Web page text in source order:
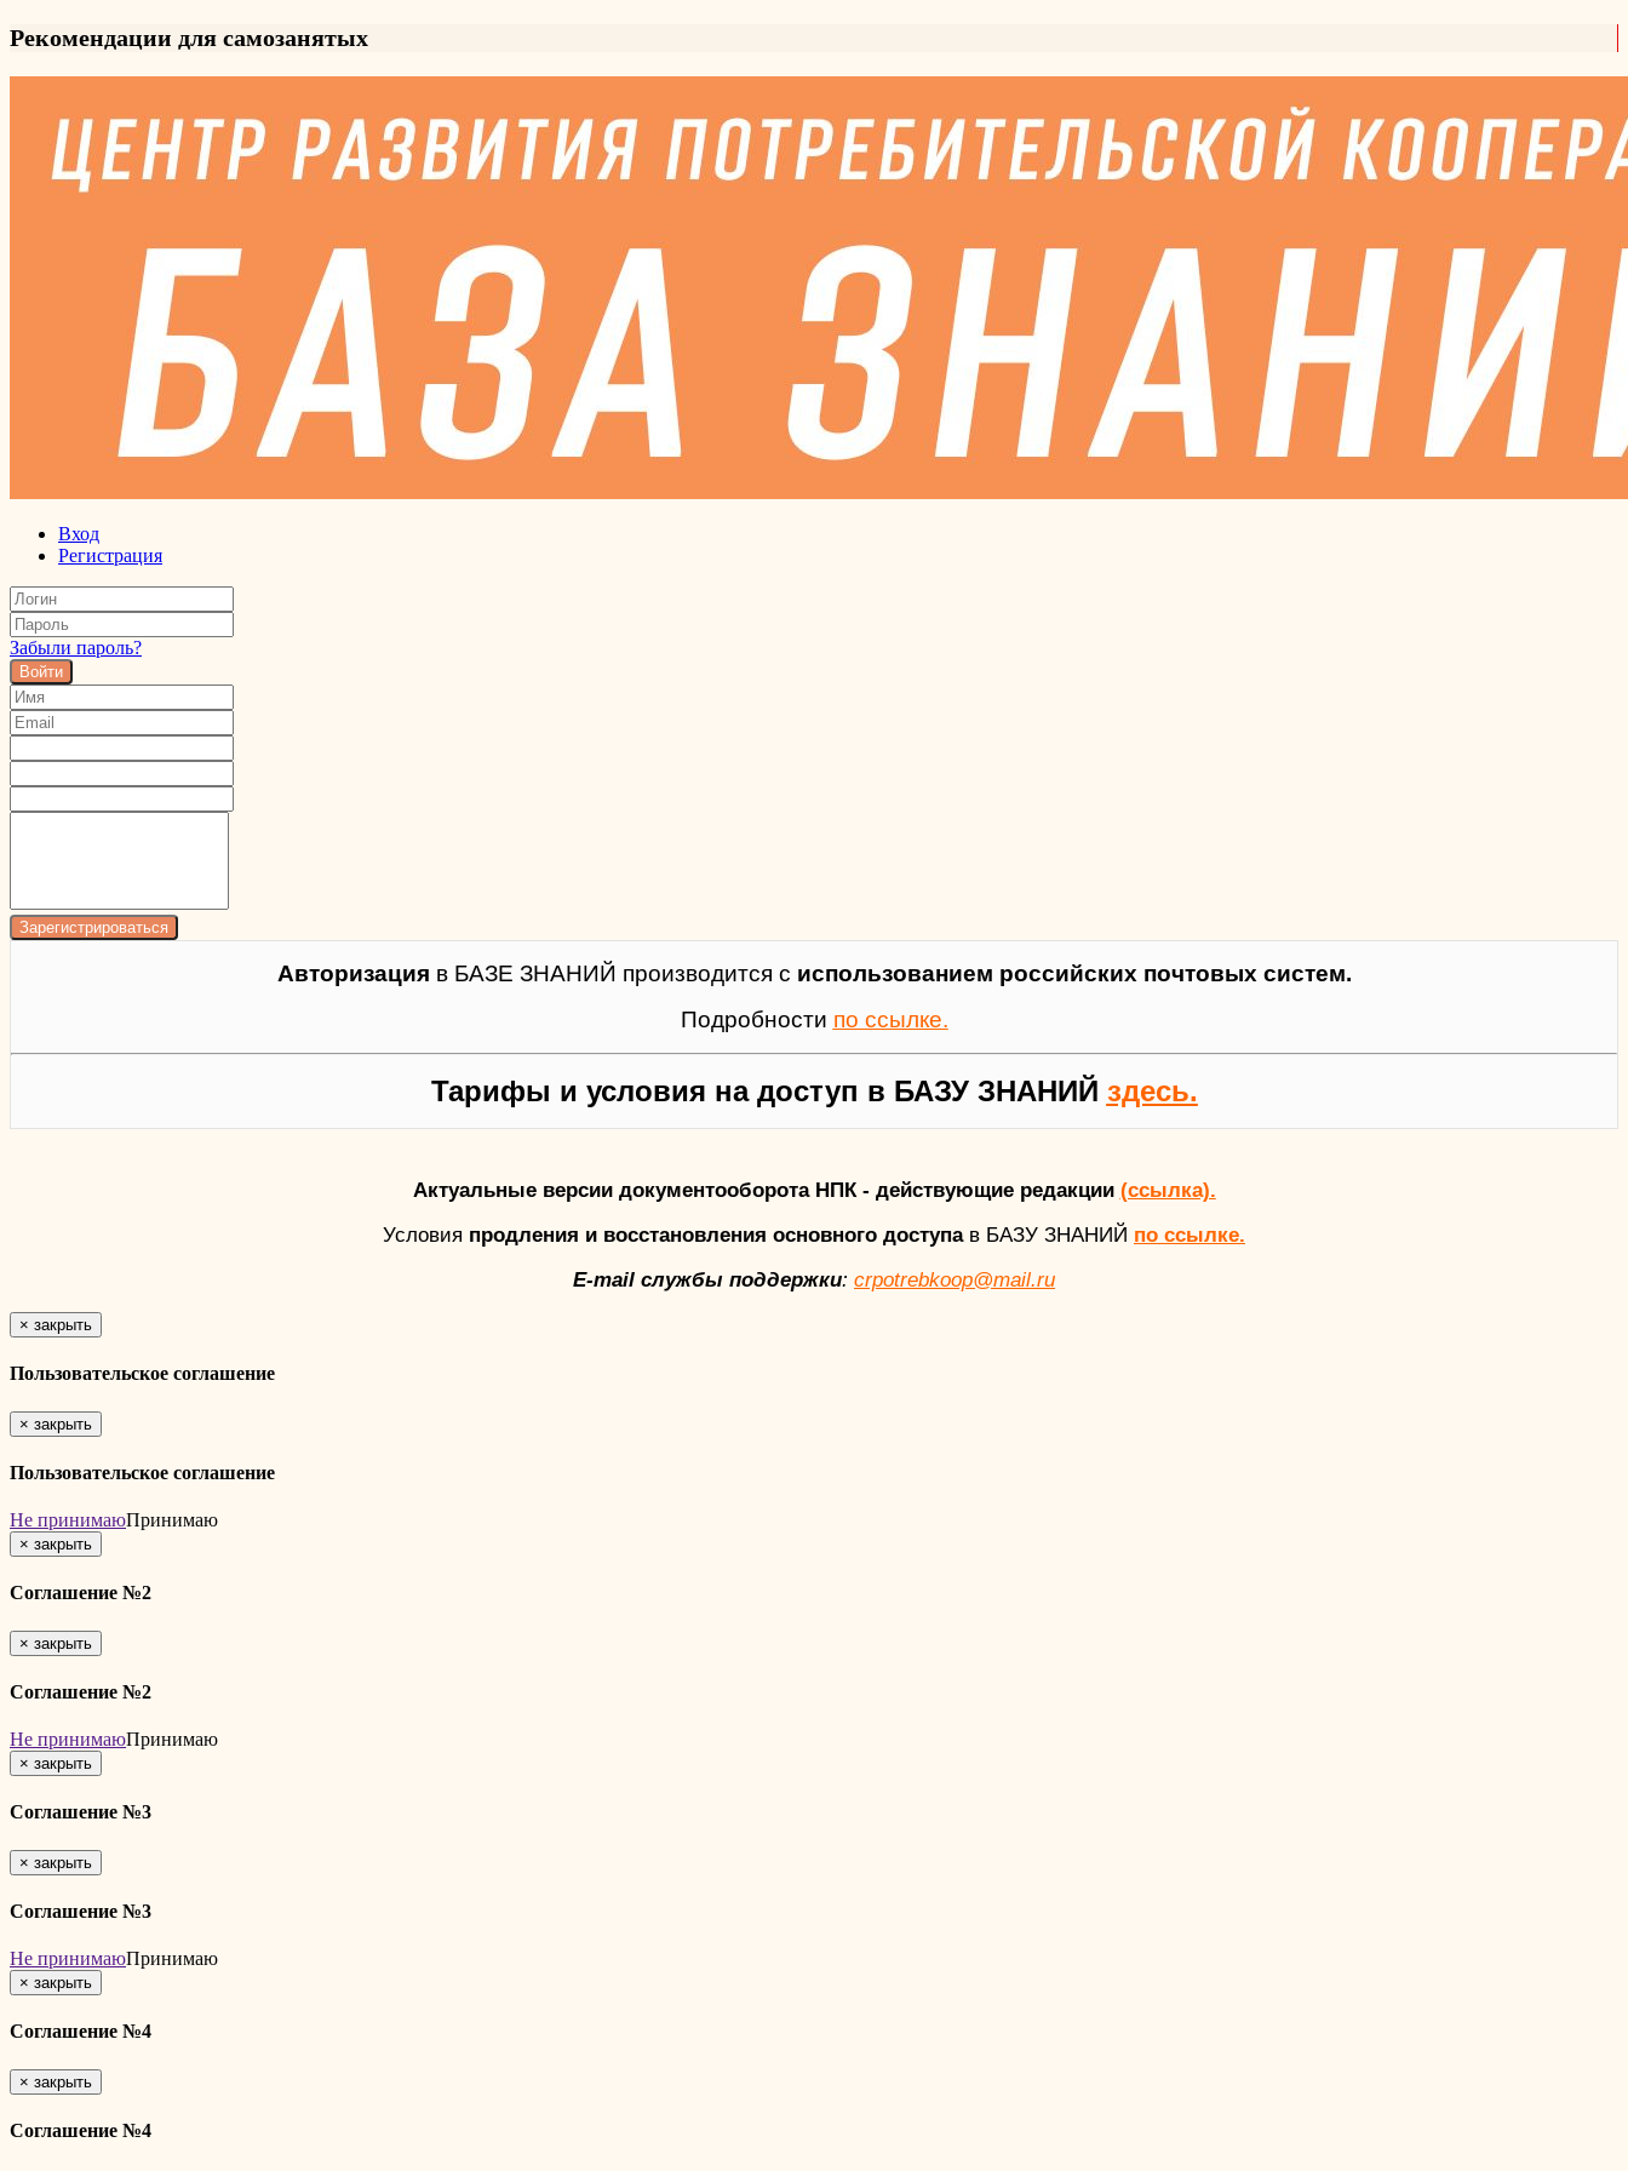
Рекомендации для самозанятых
Вход
Регистрация
Забыли пароль?
Войти
Авторизация в БАЗЕ ЗНАНИЙ производится с использованием российских почтовых систем.
Подробности по ссылке.
Тарифы и условия на доступ в БАЗУ ЗНАНИЙ здесь.
Актуальные версии документооборота НПК - действующие редакции (ссылка).
Условия продления и восстановления основного доступав БАЗУ ЗНАНИЙ по ссылке.
E-mail службы поддержки: crpotrebkoop@mail.ru
× закрыть
Пользовательское соглашение
× закрыть
Пользовательское соглашение
Не принимаюПринимаю
× закрыть
Соглашение №2
× закрыть
Соглашение №2
Не принимаюПринимаю
× закрыть
Соглашение №3
× закрыть
Соглашение №3
Не принимаюПринимаю
× закрыть
Соглашение №4
× закрыть
Соглашение №4